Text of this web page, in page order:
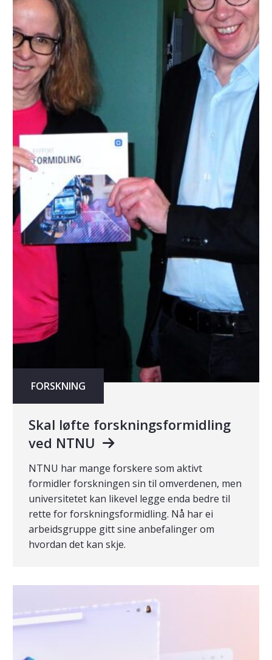
FORSKNING
Skal løfte forskningsformidling
ved NTNU
NTNU har mange forskere som aktivt
formidler forskningen sin til omverdenen, men
universitetet kan likevel legge enda bedre til
rette for forskningsformidling. Nå har ei
arbeidsgruppe gitt sine anbefalinger om
hvordan det kan skje.